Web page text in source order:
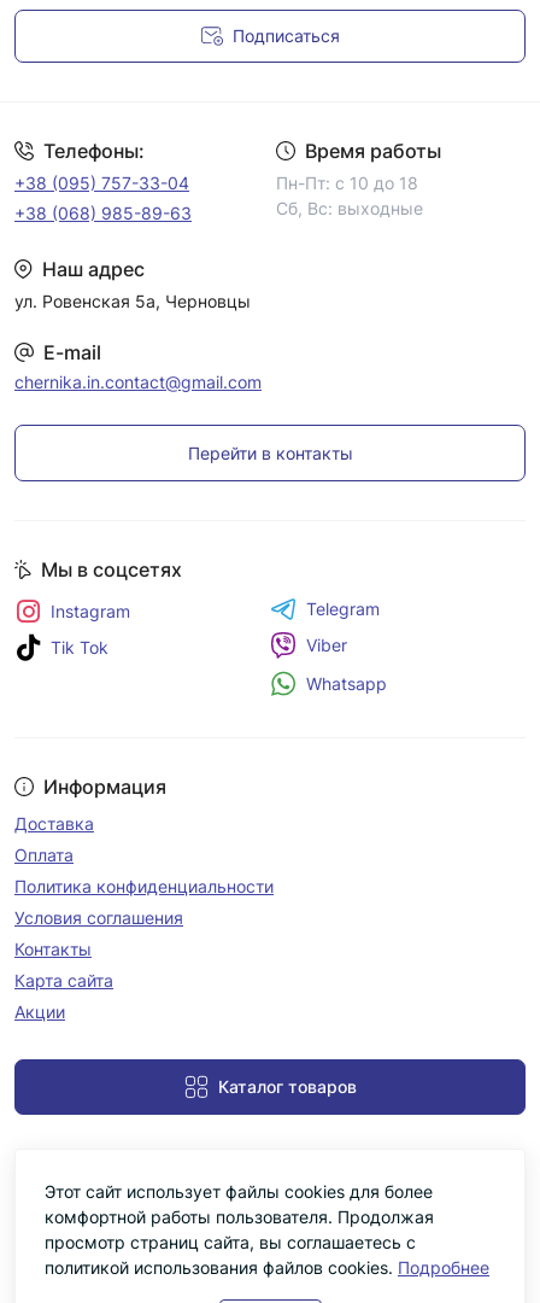
Подписаться
Телефоны:
+38 (095) 757-33-04
+38 (068) 985-89-63
Время работы
Пн-Пт: с 10 до 18
Сб, Вс: выходные
Наш адрес
ул. Ровенская 5а, Черновцы
E-mail
chernika.in.contact@gmail.com
Перейти в контакты
Информация
Доставка
Оплата
Политика конфиденциальности
Условия соглашения
Контакты
Карта сайта
Акции
Каталог товаров
Мы в соцсетях
Instagram
Tik Tok
Telegram
Viber
Whatsapp
Черніка © 2026
Этот сайт использует файлы cookies для более
комфортной работы пользователя. Продолжая
просмотр страниц сайта, вы соглашаетесь с
политикой использования файлов cookies. Подробнее